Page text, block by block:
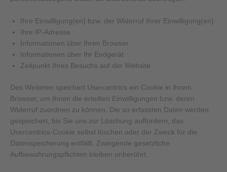
Ihre Einwilligung(en) bzw. der Widerruf Ihrer Einwilligung(en)
Ihre IP-Adresse
Informationen über Ihren Browser
Informationen über Ihr Endgerät
Zeitpunkt Ihres Besuchs auf der Website
Des Weiteren speichert Usercentrics ein Cookie in Ihrem
Browser, um Ihnen die erteilten Einwilligungen bzw. deren
Widerruf zuordnen zu können. Die so erfassten Daten werden
gespeichert, bis Sie uns zur Löschung auffordern, das
Usercentrics-Cookie selbst löschen oder der Zweck für die
Datenspeicherung entfällt. Zwingende gesetzliche
Aufbewahrungspflichten bleiben unberührt.